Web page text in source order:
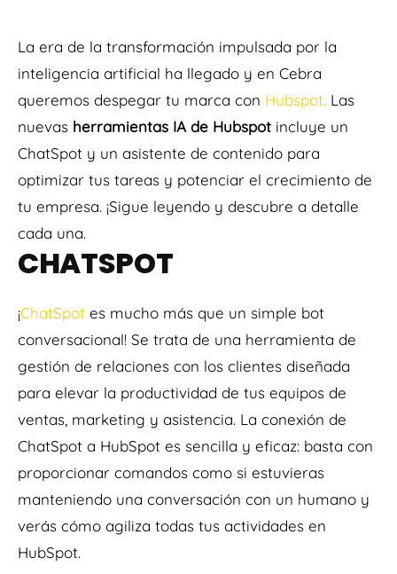
La era de la transformación impulsada por la
inteligencia artificial ha llegado y en Cebra
queremos despegar tu marca con Hubspot. Las
nuevas herramientas IA de Hubspot incluye un
ChatSpot y un asistente de contenido para
optimizar tus tareas y potenciar el crecimiento de
tu empresa. ¡Sigue leyendo y descubre a detalle
cada una.
CHATSPOT
¡ChatSpot es mucho más que un simple bot
conversacional! Se trata de una herramienta de
gestión de relaciones con los clientes diseñada
para elevar la productividad de tus equipos de
ventas, marketing y asistencia. La conexión de
ChatSpot a HubSpot es sencilla y eficaz: basta con
proporcionar comandos como si estuvieras
manteniendo una conversación con un humano y
verás cómo agiliza todas tus actividades en
HubSpot.